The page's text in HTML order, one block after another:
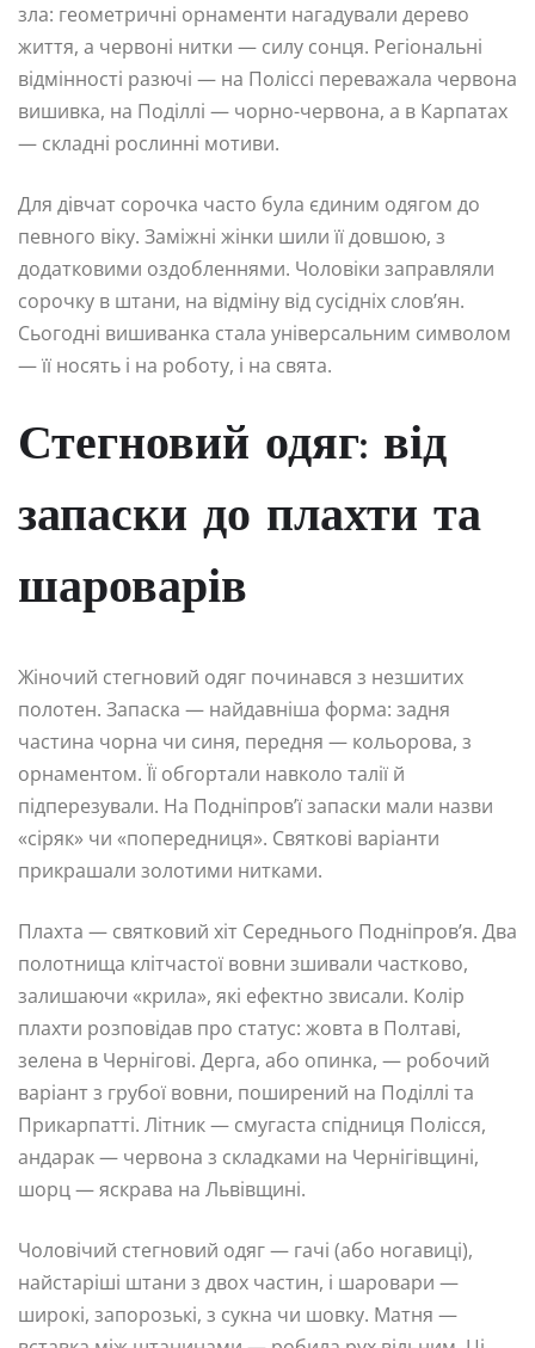
зла: геометричні орнаменти нагадували дерево
життя, а червоні нитки — силу сонця. Регіональні
відмінності разючі — на Поліссі переважала червона
вишивка, на Поділлі — чорно-червона, а в Карпатах
— складні рослинні мотиви.
Для дівчат сорочка часто була єдиним одягом до
певного віку. Заміжні жінки шили її довшою, з
додатковими оздобленнями. Чоловіки заправляли
сорочку в штани, на відміну від сусідніх слов’ян.
Сьогодні вишиванка стала універсальним символом
— її носять і на роботу, і на свята.
Стегновий одяг: від
запаски до плахти та
шароварів
Жіночий стегновий одяг починався з незшитих
полотен. Запаска — найдавніша форма: задня
частина чорна чи синя, передня — кольорова, з
орнаментом. Її обгортали навколо талії й
підперезували. На Подніпров’ї запаски мали назви
«сіряк» чи «попередниця». Святкові варіанти
прикрашали золотими нитками.
Плахта — святковий хіт Середнього Подніпров’я. Два
полотнища клітчастої вовни зшивали частково,
залишаючи «крила», які ефектно звисали. Колір
плахти розповідав про статус: жовта в Полтаві,
зелена в Чернігові. Дерга, або опинка, — робочий
варіант з грубої вовни, поширений на Поділлі та
Прикарпатті. Літник — смугаста спідниця Полісся,
андарак — червона з складками на Чернігівщині,
шорц — яскрава на Львівщині.
Чоловічий стегновий одяг — гачі (або ногавиці),
найстаріші штани з двох частин, і шаровари —
широкі, запорозькі, з сукна чи шовку. Матня —